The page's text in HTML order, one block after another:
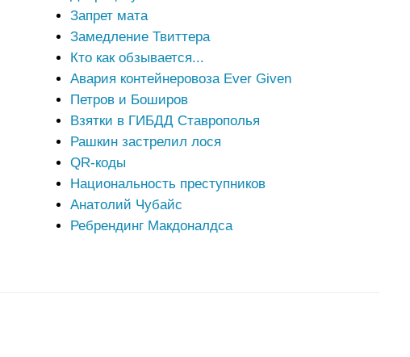
Запрет мата
Замедление Твиттера
Кто как обзывается...
Авария контейнеровоза Ever Given
Петров и Боширов
Взятки в ГИБДД Ставрополья
Рашкин застрелил лося
QR-коды
Национальность преступников
Анатолий Чубайс
Ребрендинг Макдоналдса